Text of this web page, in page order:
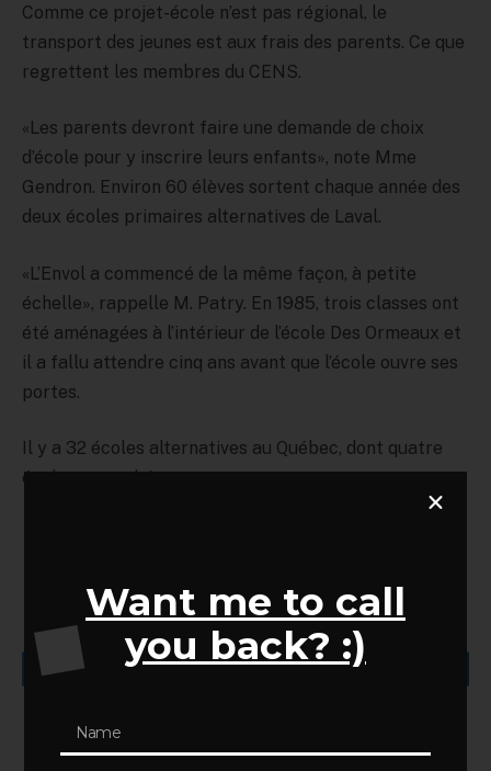
Comme ce projet-école n’est pas régional, le
transport des jeunes est aux frais des parents. Ce que
regrettent les membres du CENS.
«Les parents devront faire une demande de choix
d’école pour y inscrire leurs enfants», note Mme
Gendron. Environ 60 élèves sortent chaque année des
deux écoles primaires alternatives de Laval.
«L’Envol a commencé de la même façon, à petite
échelle», rappelle M. Patry. En 1985, trois classes ont
été aménagées à l’intérieur de l’école Des Ormeaux et
il a fallu attendre cinq ans avant que l’école ouvre ses
portes.
Il y a 32 écoles alternatives au Québec, dont quatre
écoles secondaires.
Anne-Laure Jeanson
Want me to call
you back? :)